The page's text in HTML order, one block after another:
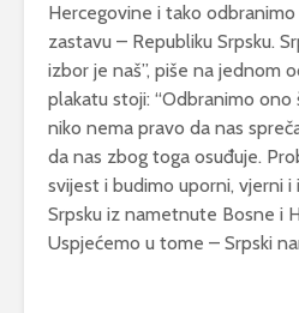
Hercegovine i tako odbranimo
zastavu – Republiku Srpsku.
izbor je naš”, piše na jednom
plakatu stoji: “Odbranimo ono
niko nema pravo da nas
da nas zbog toga osuđuje.
svijest i budimo uporni, vjerni i
Srpsku iz nametnute Bosne i
Uspjećemo u tome – Srpski